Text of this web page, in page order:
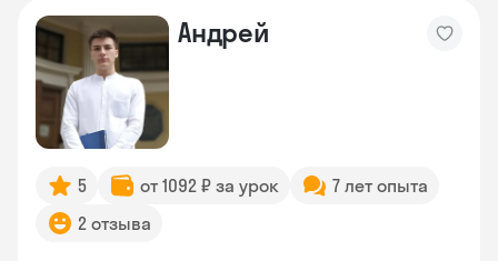
Андрей
5 от 1092 ₽ за урок
7 лет опыта
2 отзыва